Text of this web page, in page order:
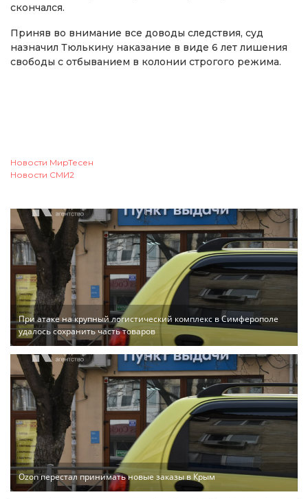
скончался.
Приняв во внимание все доводы следствия, суд
назначил Тюлькину наказание в виде 6 лет лишения
свободы с отбыванием в колонии строгого режима.
Новости МирТесен
Новости СМИ2
При атаке на крупный логистический комплекс в Симферополе
удалось сохранить часть товаров
Ozon перестал принимать новые заказы в Крым